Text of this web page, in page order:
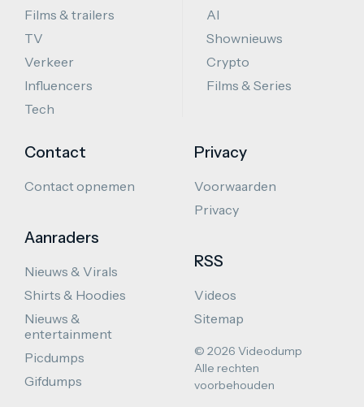
Films & trailers
TV
Verkeer
Influencers
Tech
AI
Shownieuws
Crypto
Films & Series
Contact
Contact opnemen
Aanraders
Nieuws & Virals
Shirts & Hoodies
Nieuws &
entertainment
Picdumps
Gifdumps
Privacy
Voorwaarden
Privacy
RSS
Videos
Sitemap
© 2026 Videodump
Alle rechten
voorbehouden